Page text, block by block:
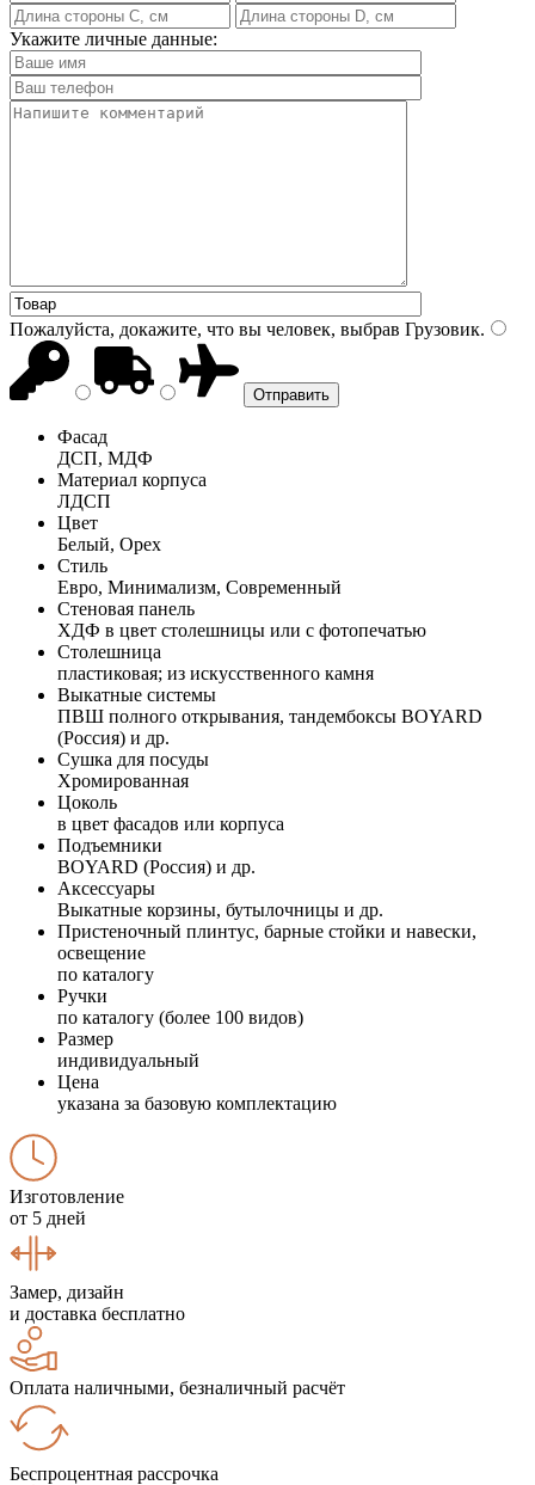
Укажите личные данные:
Пожалуйста, докажите, что вы человек, выбрав Грузовик.
Фасад
ДСП, МДФ
Материал корпуса
ЛДСП
Цвет
Белый, Орех
Стиль
Евро, Минимализм, Современный
Стеновая панель
ХДФ в цвет столешницы или с фотопечатью
Столешница
пластиковая; из искусственного камня
Выкатные системы
ПВШ полного открывания, тандембоксы BOYARD
(Россия) и др.
Сушка для посуды
Хромированная
Цоколь
в цвет фасадов или корпуса
Подъемники
BOYARD (Россия) и др.
Аксессуары
Выкатные корзины, бутылочницы и др.
Пристеночный плинтус, барные стойки и навески,
освещение
по каталогу
Ручки
по каталогу (более 100 видов)
Размер
индивидуальный
Цена
указана за базовую комплектацию
Изготовление
от 5 дней
Замер, дизайн
и доставка бесплатно
Оплата наличными, безналичный расчёт
Беспроцентная рассрочка